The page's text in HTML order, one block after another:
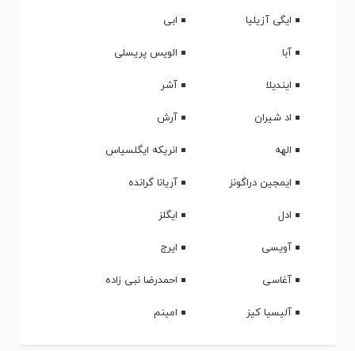
ایگی آزیلیا
ابی
آبا
الویس پریسلی
ایندیلا
آشر
اد شیران
آرش
الهه
انریکه ایگلسیاس
ایمجین دراگونز
آریانا گرانده
ادل
ایگلز
آویسی
ایرج
آغاسی
احمدرضا نبی زاده
آلیسیا کیز
امینم